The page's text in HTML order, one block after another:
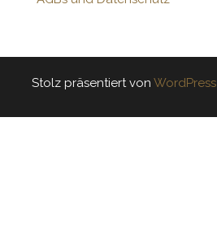
Stolz präsentiert von WordPress